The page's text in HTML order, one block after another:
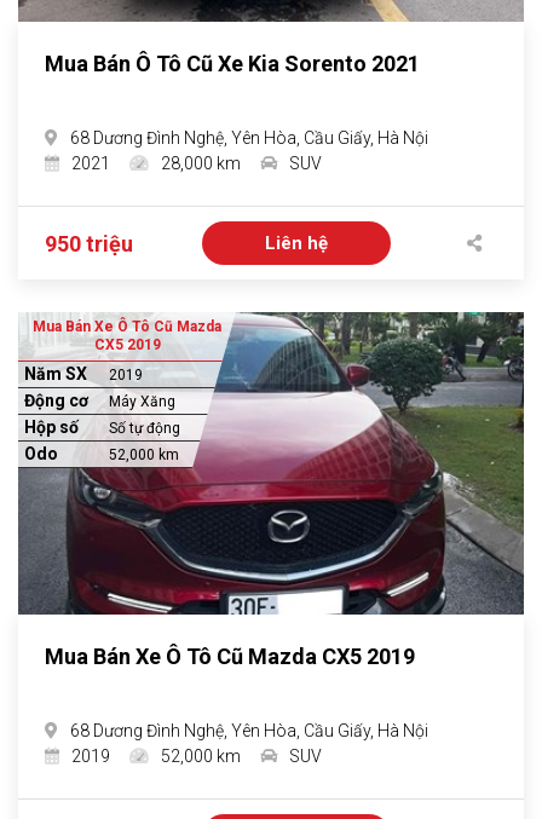
Mua Bán Ô Tô Cũ Xe Kia Sorento 2021
68 Dương Đình Nghệ, Yên Hòa, Cầu Giấy, Hà Nội
2021
28,000 km SUV
950 triệu Liên hệ
Mua Bán Xe Ô Tô Cũ Mazda
CX5 2019
Năm SX 2019
Động cơ Máy Xăng
Hộp số Số tự động
Odo 52,000 km
Mua Bán Xe Ô Tô Cũ Mazda CX5 2019
68 Dương Đình Nghệ, Yên Hòa, Cầu Giấy, Hà Nội
2019
52,000 km SUV